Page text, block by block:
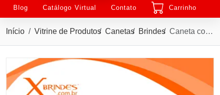
Blog Catálogo Virtual Contato Carrinho
Início Vitrine de Produtos Canetas Brindes Caneta com corpo de Metal e Ponteira Touch acionamento por clique X14857